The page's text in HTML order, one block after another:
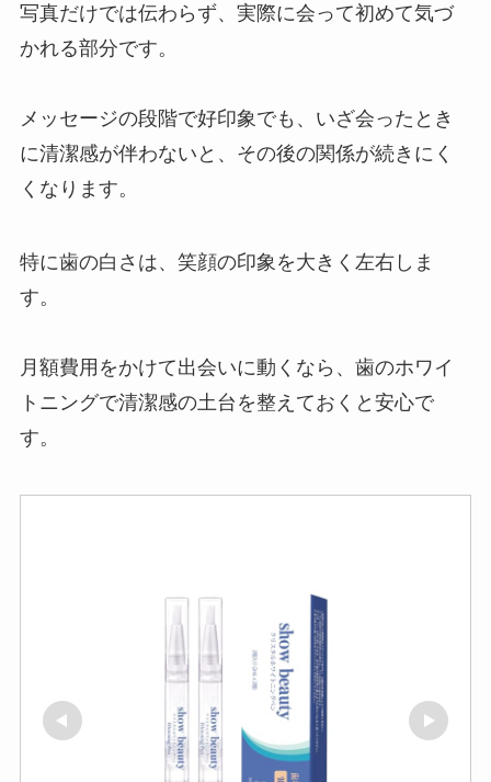
写真だけでは伝わらず、実際に会って初めて気づ
かれる部分です。
メッセージの段階で好印象でも、いざ会ったとき
に清潔感が伴わないと、その後の関係が続きにく
くなります。
特に歯の白さは、笑顔の印象を大きく左右しま
す。
月額費用をかけて出会いに動くなら、歯のホワイ
トニングで清潔感の土台を整えておくと安心で
す。